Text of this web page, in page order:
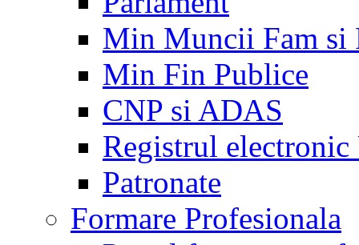
Min Muncii Fam si
Min Fin Publice
CNP si ADAS
Registrul electronic
Patronate
Formare Profesionala